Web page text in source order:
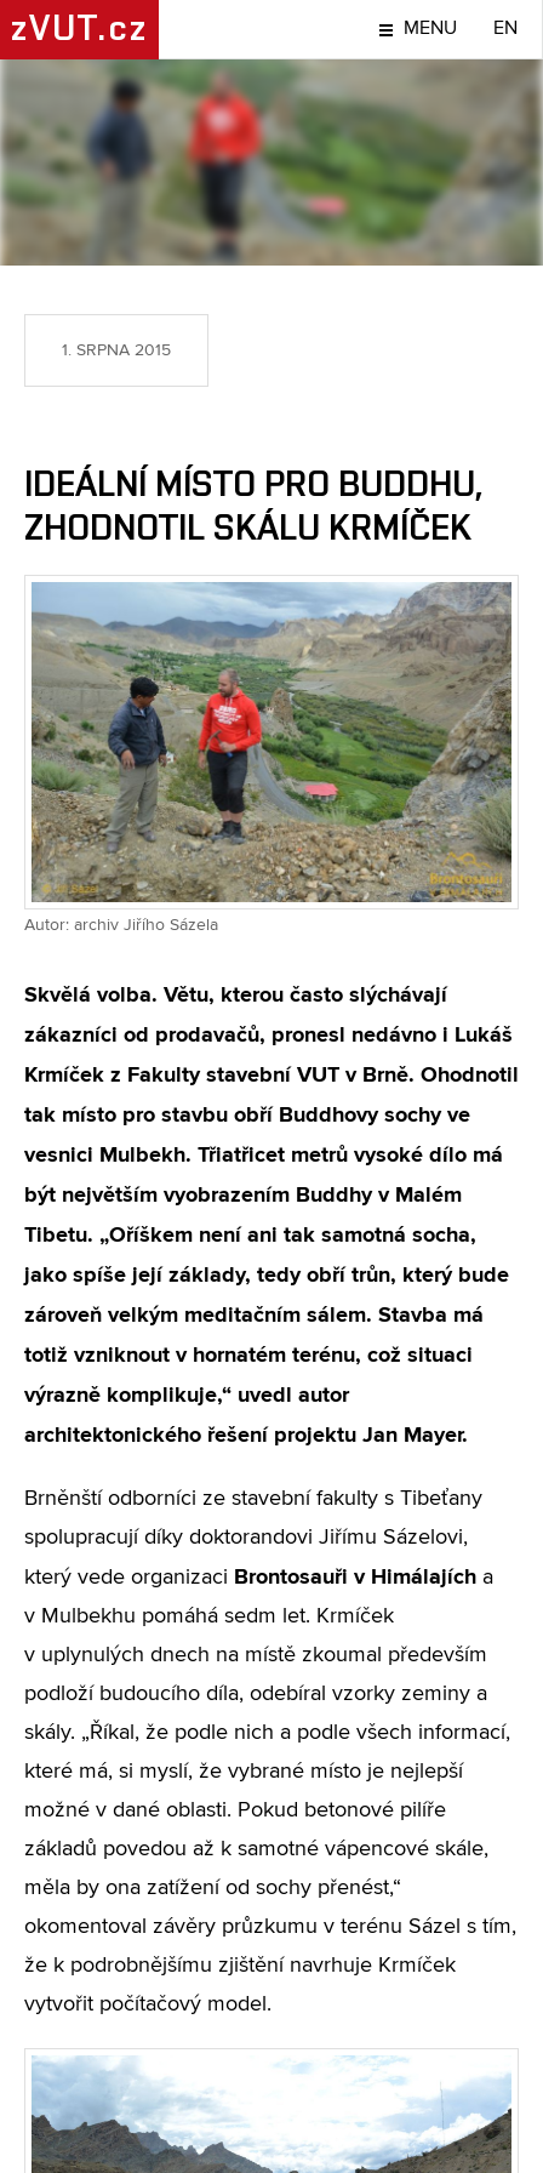
zVUT.cz MENU EN
TÉMA
1. SRPNA 2015
IDEÁLNÍ MÍSTO PRO BUDDHU,
ZHODNOTIL SKÁLU KRMÍČEK
Autor: archiv Jiřího Sázela
Skvělá volba. Větu, kterou často slýchávají
zákazníci od prodavačů, pronesl nedávno i Lukáš
Krmíček z Fakulty stavební VUT v Brně. Ohodnotil
tak místo pro stavbu obří Buddhovy sochy ve
vesnici Mulbekh. Třiatřicet metrů vysoké dílo má
být největším vyobrazením Buddhy v Malém
Tibetu. „Oříškem není ani tak samotná socha,
jako spíše její základy, tedy obří trůn, který bude
zároveň velkým meditačním sálem. Stavba má
totiž vzniknout v hornatém terénu, což situaci
výrazně komplikuje,“ uvedl autor
architektonického řešení projektu Jan Mayer.
Brněnští odborníci ze stavební fakulty s Tibeťany
spolupracují díky doktorandovi Jiřímu Sázelovi,
který vede organizaci Brontosauři v Himálajích a
v Mulbekhu pomáhá sedm let. Krmíček
v uplynulých dnech na místě zkoumal především
podloží budoucího díla, odebíral vzorky zeminy a
skály. „Říkal, že podle nich a podle všech informací,
které má, si myslí, že vybrané místo je nejlepší
možné v dané oblasti. Pokud betonové pilíře
základů povedou až k samotné vápencové skále,
měla by ona zatížení od sochy přenést,“
okomentoval závěry průzkumu v terénu Sázel s tím,
že k podrobnějšímu zjištění navrhuje Krmíček
vytvořit počítačový model.